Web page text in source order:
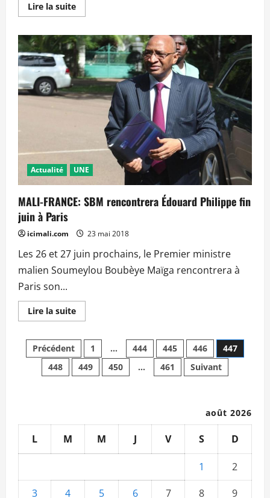
Lire la suiteEn
savoir
Présidentielle
2018
:
Le
Pr
Aly
Nouhoum
Diallo
désapprouve
l’attitude
Dramane
Dembélé
Actualité UNE
MALI-FRANCE: SBM rencontrera Édouard Philippe fin
juin à Paris
icimali.com 23 mai 2018
Les 26 et 27 juin prochains, le Premier ministre
malien Soumeylou Boubèye Maïga rencontrera à
Paris son...
Lire la suiteEn
savoir
MALI-
FRANCE:
SBM
rencontrera
Édouard
Pagination
des
Précédent 1 … 444 445 446
447
448
449 450 … 461 Suivant
août 2026
L M M J V S D
1
2
3
4 5 6 7 8
9